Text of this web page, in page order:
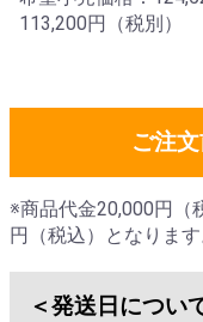
113,200円（税別）
ご注
※商品代金20,000円（
円（税込）となります
＜発送日につい